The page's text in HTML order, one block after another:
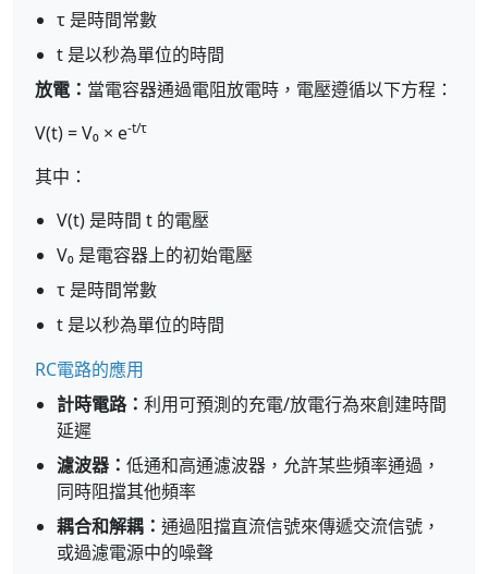
τ 是時間常數
t 是以秒為單位的時間
放電： 當電容器通過電阻放電時，電壓遵循以下方程：
V(t) = V₀ × e-t/τ
其中：
V(t) 是時間 t 的電壓
V₀ 是電容器上的初始電壓
τ 是時間常數
t 是以秒為單位的時間
RC電路的應用
計時電路： 利用可預測的充電/放電行為來創建時間
延遲
濾波器： 低通和高通濾波器，允許某些頻率通過，
同時阻擋其他頻率
耦合和解耦： 通過阻擋直流信號來傳遞交流信號，
或過濾電源中的噪聲